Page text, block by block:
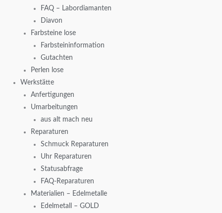
FAQ – Labordiamanten
Diavon
Farbsteine lose
Farbsteininformation
Gutachten
Perlen lose
Werkstätte
Anfertigungen
Umarbeitungen
aus alt mach neu
Reparaturen
Schmuck Reparaturen
Uhr Reparaturen
Statusabfrage
FAQ-Reparaturen
Materialien – Edelmetalle
Edelmetall – GOLD